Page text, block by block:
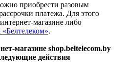
приобрести разовым
платежа. Для этого
магазине либо
.
магазине shop.beltelecom.by
действия